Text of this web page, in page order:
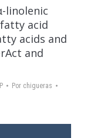
linolenic
acid
acids and
and
Por chigueras